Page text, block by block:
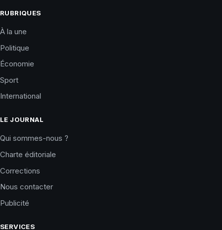
RUBRIQUES
À la une
Politique
Économie
Sport
International
LE JOURNAL
Qui sommes-nous ?
Charte éditoriale
Corrections
Nous contacter
Publicité
SERVICES